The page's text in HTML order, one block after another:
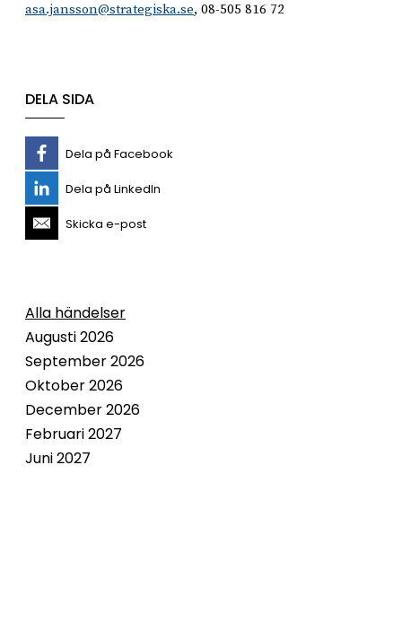
asa.jansson@strategiska.se, 08-505 816 72
DELA SIDA
Dela på Facebook
Dela på LinkedIn
Skicka e-post
Alla händelser
Augusti 2026
September 2026
Oktober 2026
December 2026
Februari 2027
Juni 2027